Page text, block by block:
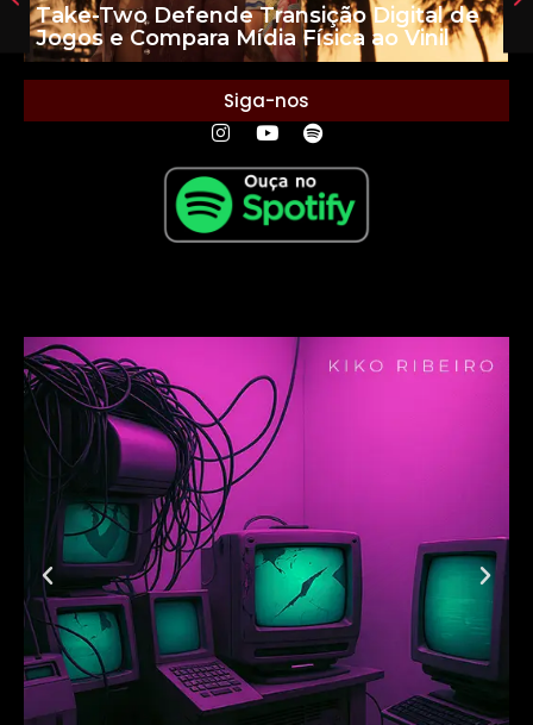
Take-Two Defende Transição Digital de
Jogos e Compara Mídia Física ao Vinil
Siga-nos